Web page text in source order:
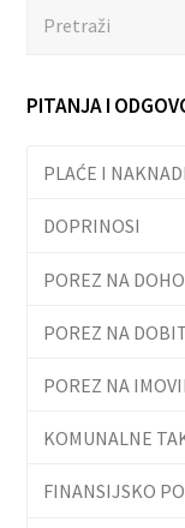
PITANJA I
PLAĆE I
DOPRINOSI
POREZ NA
POREZ NA
POREZ NA
KOMUNALNE
FINANSIJSKO